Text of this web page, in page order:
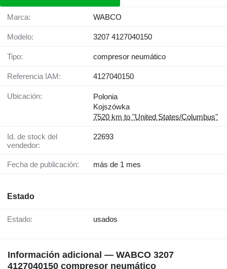
Marca: WABCO
Modelo: 3207 4127040150
Tipo: compresor neumático
Referencia IAM: 4127040150
Ubicación:
Polonia
Kojszówka
7520 km to "United States/Columbus"
Id. de stock del
vendedor:
22693
Fecha de publicación: más de 1 mes
Estado
Estado: usados
Información adicional — WABCO 3207
4127040150 compresor neumático